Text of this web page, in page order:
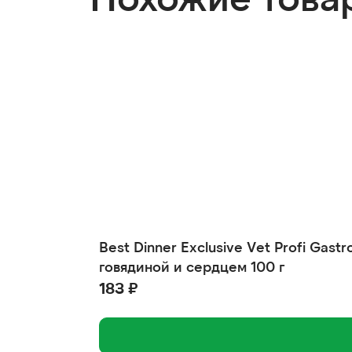
Best Dinner Exclusive Vet Profi
говядиной и сердцем 100 г
183 ₽